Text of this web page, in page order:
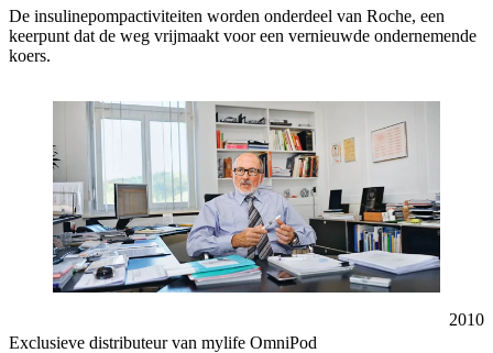
De insulinepompactiviteiten worden onderdeel van Roche, een
keerpunt dat de weg vrijmaakt voor een vernieuwde ondernemende
koers.
2010
Exclusieve distributeur van mylife OmniPod